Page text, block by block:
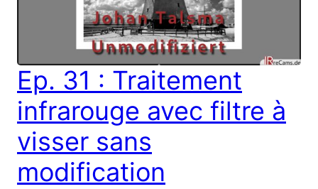
Ep. 31 : Traitement
infrarouge avec filtre à
visser sans
modification